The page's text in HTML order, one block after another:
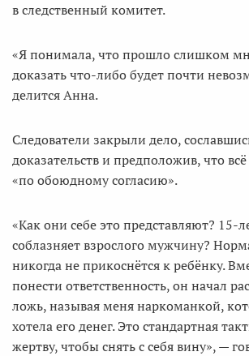
в следственный комитет.
«Я понимала, что прошло слишком
доказать что-либо будет почти
делится Анна.
Следователи закрыли дело,
доказательств и предположив, что
«по обоюдному согласию».
«Как они себе это представляют? 15-
соблазняет взрослого мужчину?
никогда не прикоснётся к ребёнку.
понести ответственность, он начал
ложь, называя меня наркоманкой,
хотела его денег. Это стандартная
жертву, чтобы снять с себя вину», —